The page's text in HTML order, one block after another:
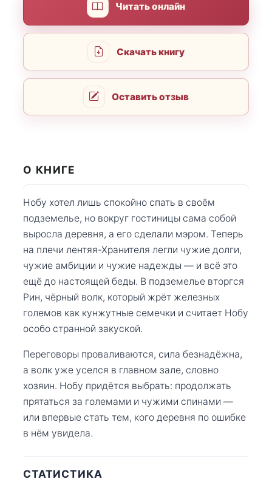
Читать онлайн
Скачать книгу
Оставить отзыв
О КНИГЕ
Нобу хотел лишь спокойно спать в своём
подземелье, но вокруг гостиницы сама собой
выросла деревня, а его сделали мэром. Теперь
на плечи лентяя-Хранителя легли чужие долги,
чужие амбиции и чужие надежды — и всё это
ещё до настоящей беды. В подземелье вторгся
Рин, чёрный волк, который жрёт железных
големов как кунжутные семечки и считает Нобу
особо странной закуской.
Переговоры проваливаются, сила безнадёжна,
а волк уже уселся в главном зале, словно
хозяин. Нобу придётся выбрать: продолжать
прятаться за големами и чужими спинами —
или впервые стать тем, кого деревня по ошибке
в нём увидела.
СТАТИСТИКА